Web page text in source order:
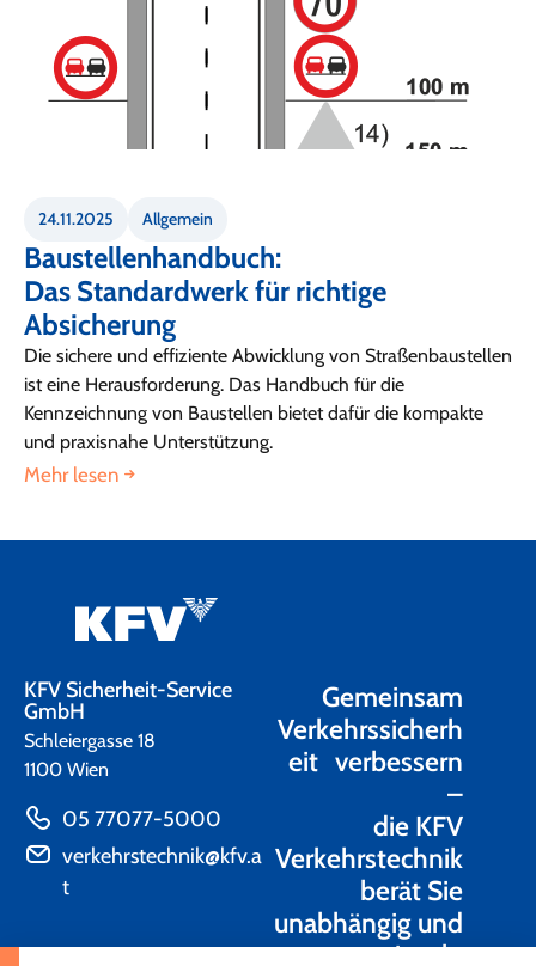
24.11.2025 Allgemein
Baustellenhandbuch:
Das Standardwerk für richtige
Absicherung
Die sichere und effiziente Abwicklung von Straßenbaustellen
ist eine Herausforderung. Das Handbuch für die
Kennzeichnung von Baustellen bietet dafür die kompakte
und praxisnahe Unterstützung.
Mehr lesen
KFV Sicherheit-Service
GmbH
Schleiergasse 18
1100 Wien
05 77077-5000
verkehrstechnik@kfv.a
t
Gemeinsam
Verkehrssicherh
eit verbessern
–
die KFV
Verkehrstechnik
berät Sie
unabhängig und
praxisnah.